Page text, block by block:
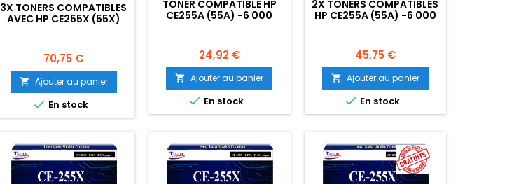
3X TONERS COMPATIBLES
AVEC HP CE255X (55X)
Prix
70,75 €
 Ajouter au panier
 En stock
TONER COMPATIBLE HP
CE255A (55A) -6 000
Prix
24,92 €
 Ajouter au panier
 En stock
2X TONERS COMPATIBLES
HP CE255A (55A) -6 000
Prix
45,75 €
 Ajouter au panier
 En stock